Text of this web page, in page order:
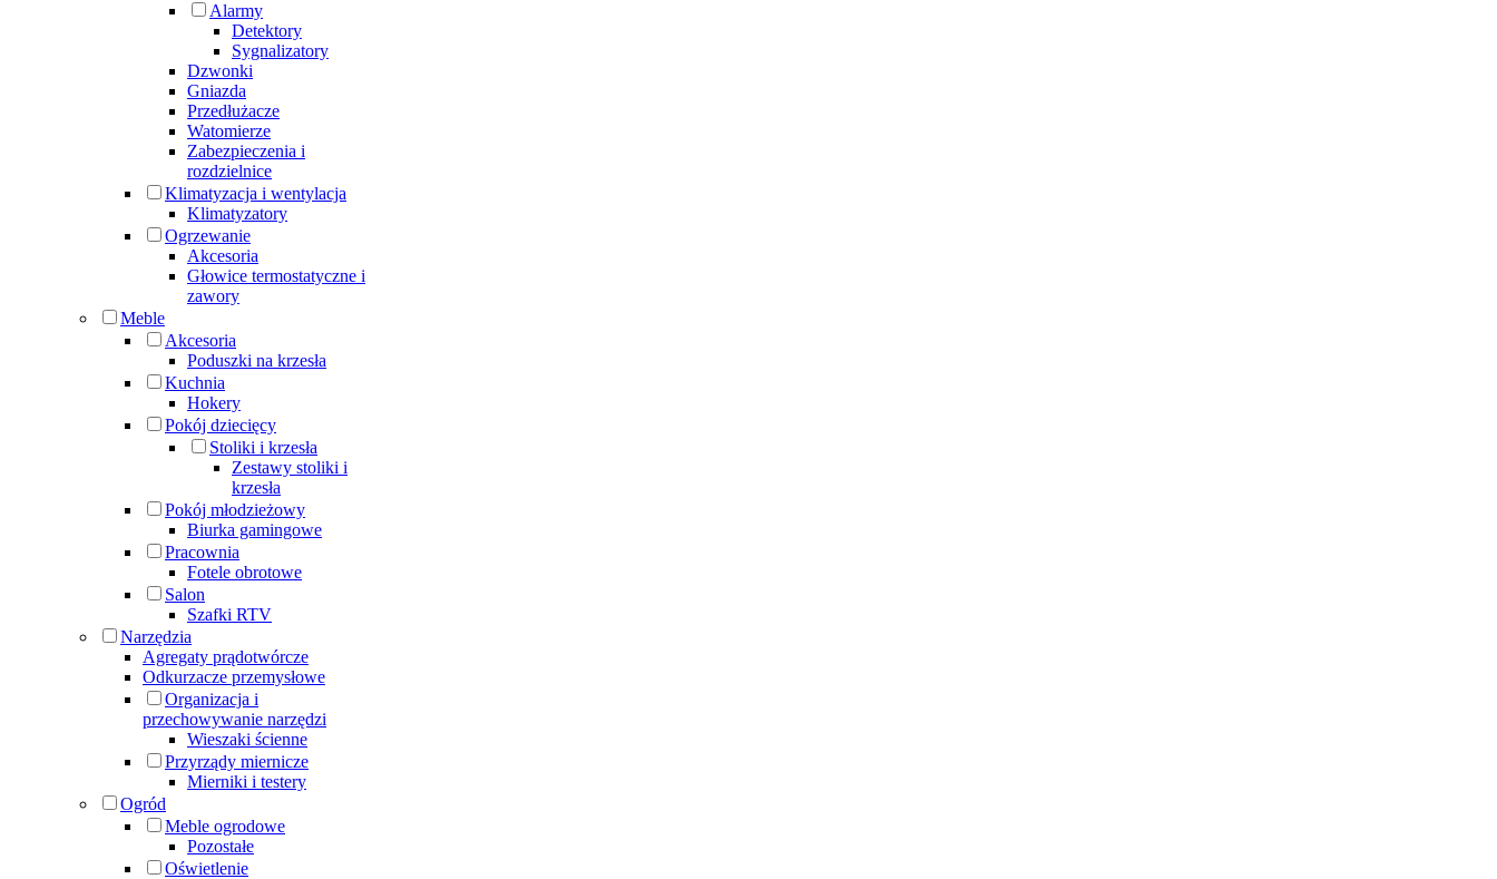
Alarmy
Detektory
Sygnalizatory
Dzwonki
Gniazda
Przedłużacze
Watomierze
Zabezpieczenia i
rozdzielnice
Klimatyzacja i wentylacja
Klimatyzatory
Ogrzewanie
Akcesoria
Głowice termostatyczne i
zawory
Meble
Akcesoria
Poduszki na krzesła
Kuchnia
Hokery
Pokój dziecięcy
Stoliki i krzesła
Zestawy stoliki i
krzesła
Pokój młodzieżowy
Biurka gamingowe
Pracownia
Fotele obrotowe
Salon
Szafki RTV
Narzędzia
Agregaty prądotwórcze
Odkurzacze przemysłowe
Organizacja i
przechowywanie narzędzi
Wieszaki ścienne
Przyrządy miernicze
Mierniki i testery
Ogród
Meble ogrodowe
Pozostałe
Oświetlenie